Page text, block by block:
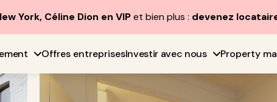
York, Céline Dion en VIPet bien plus : devenez
Offres entreprisesInvestir avec nous Property